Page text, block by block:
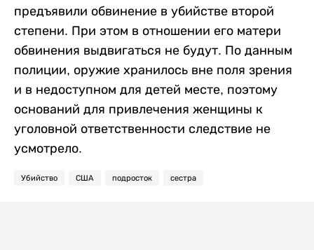
предъявили обвинение в убийстве второй
степени. При этом в отношении его матери
обвинения выдвигаться не будут. По данным
полиции, оружие хранилось вне поля зрения
и в недоступном для детей месте, поэтому
оснований для привлечения женщины к
уголовной ответственности следствие не
усмотрело.
Убийство США подросток сестра